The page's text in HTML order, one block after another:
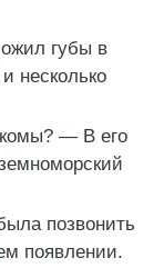
губы в
несколько
— В его
позвонить
появлении.